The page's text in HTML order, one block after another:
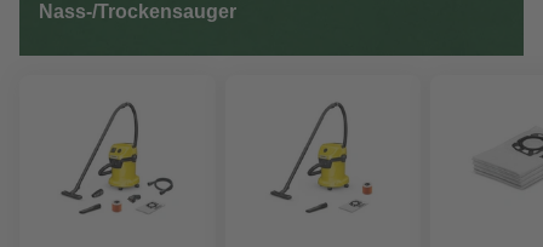
Nass-/Trockensauger